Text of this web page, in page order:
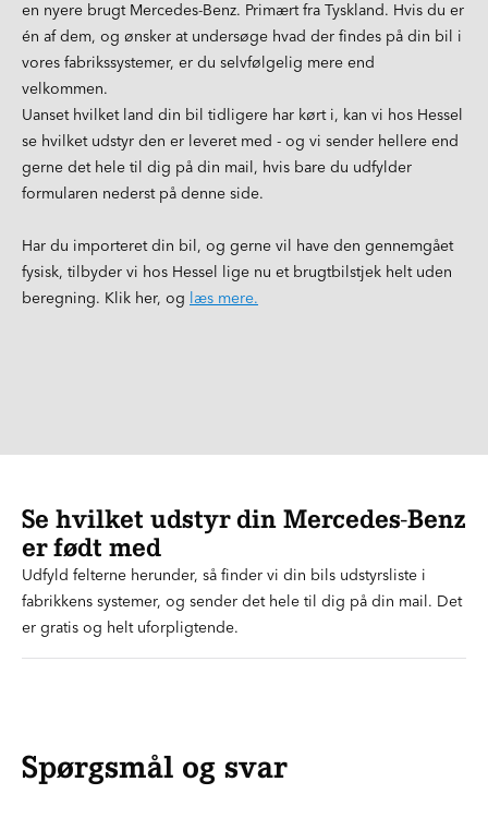
en nyere brugt Mercedes-Benz. Primært fra Tyskland. Hvis du er
én af dem, og ønsker at undersøge hvad der findes på din bil i
vores fabrikssystemer, er du selvfølgelig mere end
velkommen.
Uanset hvilket land din bil tidligere har kørt i, kan vi hos Hessel
se hvilket udstyr den er leveret med - og vi sender hellere end
gerne det hele til dig på din mail, hvis bare du udfylder
formularen nederst på denne side.
Har du importeret din bil, og gerne vil have den gennemgået
fysisk, tilbyder vi hos Hessel lige nu et brugtbilstjek helt uden
beregning. Klik her, og læs mere.
Se hvilket udstyr din Mercedes-Benz
er født med
Udfyld felterne herunder, så finder vi din bils udstyrsliste i
fabrikkens systemer, og sender det hele til dig på din mail. Det
er gratis og helt uforpligtende.
Spørgsmål og svar